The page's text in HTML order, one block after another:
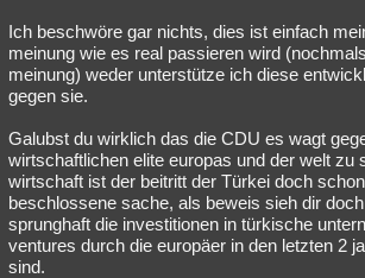
Ich beschwöre gar nichts, dies ist einfach
meinung wie es real passieren wird
meinung) weder unterstütze ich diese
gegen sie.
Galubst du wirklich das die CDU es wagt
wirtschaftlichen elite europas und der welt zu
wirtschaft ist der beitritt der Türkei doch
beschlossene sache, als beweis sieh dir
sprunghaft die investitionen in türkische
ventures durch die europäer in den letzten 2
sind.